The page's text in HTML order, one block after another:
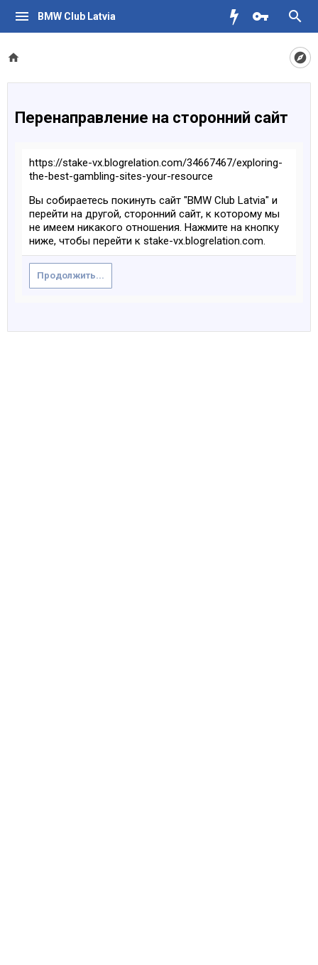
BMW Club Latvia
Перенаправление на сторонний сайт
https://stake-vx.blogrelation.com/34667467/exploring-
the-best-gambling-sites-your-resource
Вы собираетесь покинуть сайт "BMW Club Latvia" и
перейти на другой, сторонний сайт, к которому мы
не имеем никакого отношения. Нажмите на кнопку
ниже, чтобы перейти к stake-vx.blogrelation.com.
Продолжить...